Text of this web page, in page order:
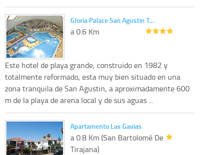
Gloria Palace San Agustin T…
a 0.6 Km
Este hotel de playa grande, construido en 1982 y
totalmente reformado, esta muy bien situado en una
zona tranquila de San Agustin, a aproximadamente 600
m de la playa de arena local y de sus aguas ...
Apartamento Las Gavias
a 0.8 Km (San Bartolomé De
Tirajana)